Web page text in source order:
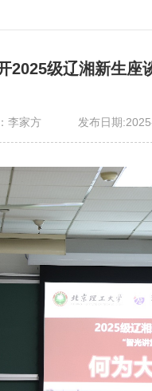
2025级辽湘新生座
李家方 发布日期